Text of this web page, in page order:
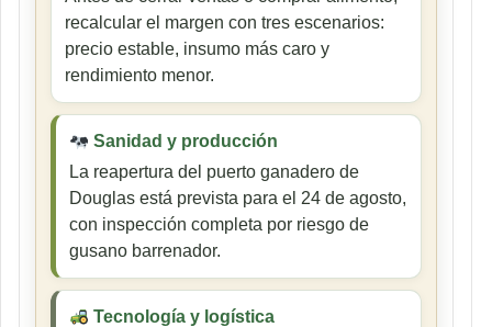
recalcular el margen con tres escenarios:
precio estable, insumo más caro y
rendimiento menor.
Sanidad y producción
La reapertura del puerto ganadero de
Douglas está prevista para el 24 de agosto,
con inspección completa por riesgo de
gusano barrenador.
Tecnología y logística